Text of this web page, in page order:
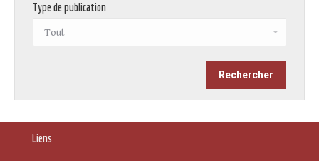
Type de publication
Liens